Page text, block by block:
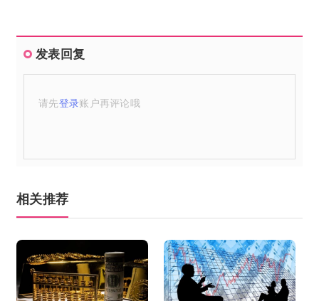
发表回复
请先登录账户再评论哦
相关推荐